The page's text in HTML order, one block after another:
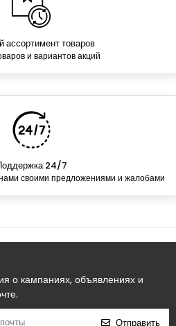
ассортимент товаров
и вариантов акций
24/7
своими предложениями и жалобами
о кампаниях, объявлениях и
Отправить